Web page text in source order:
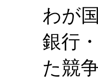
わが
銀行
た競